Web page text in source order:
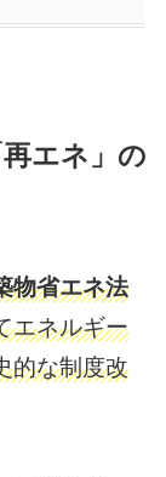
エネ」の
物省エネ法
エネルギー
的な制度改